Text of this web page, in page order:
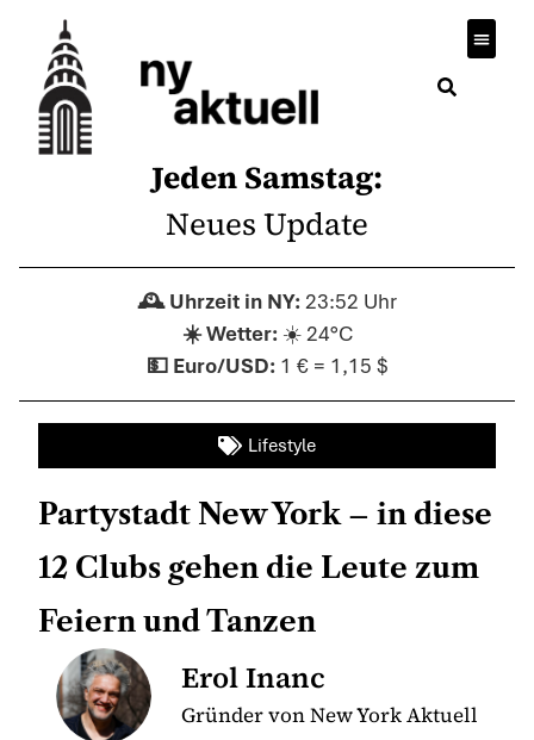
Jeden Samstag:
Neues Update
23:52 Uhr
☀️ 24°C
1 € = 1,15 $
Lifestyle
Partystadt New York – in diese
12 Clubs gehen die Leute zum
Feiern und Tanzen
Erol Inanc
Gründer von New York Aktuell